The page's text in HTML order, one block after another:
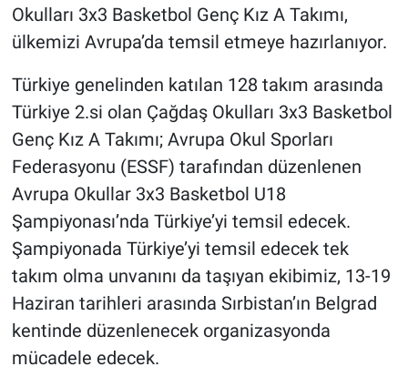
Okulları 3x3 Basketbol Genç Kız A Takımı,
ülkemizi Avrupa’da temsil etmeye hazırlanıyor.
Türkiye genelinden katılan 128 takım arasında
Türkiye 2.si olan Çağdaş Okulları 3x3 Basketbol
Genç Kız A Takımı; Avrupa Okul Sporları
Federasyonu (ESSF) tarafından düzenlenen
Avrupa Okullar 3x3 Basketbol U18
Şampiyonası’nda Türkiye’yi temsil edecek.
Şampiyonada Türkiye’yi temsil edecek tek
takım olma unvanını da taşıyan ekibimiz, 13-19
Haziran tarihleri arasında Sırbistan’ın Belgrad
kentinde düzenlenecek organizasyonda
mücadele edecek.
Yerel
Bilim ve Teknoloji